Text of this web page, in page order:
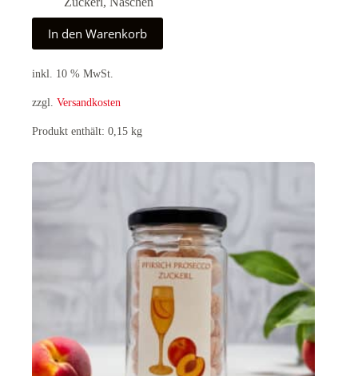
In den Warenkorb
inkl. 10 % MwSt.
zzgl. Versandkosten
Produkt enthält: 0,15 kg